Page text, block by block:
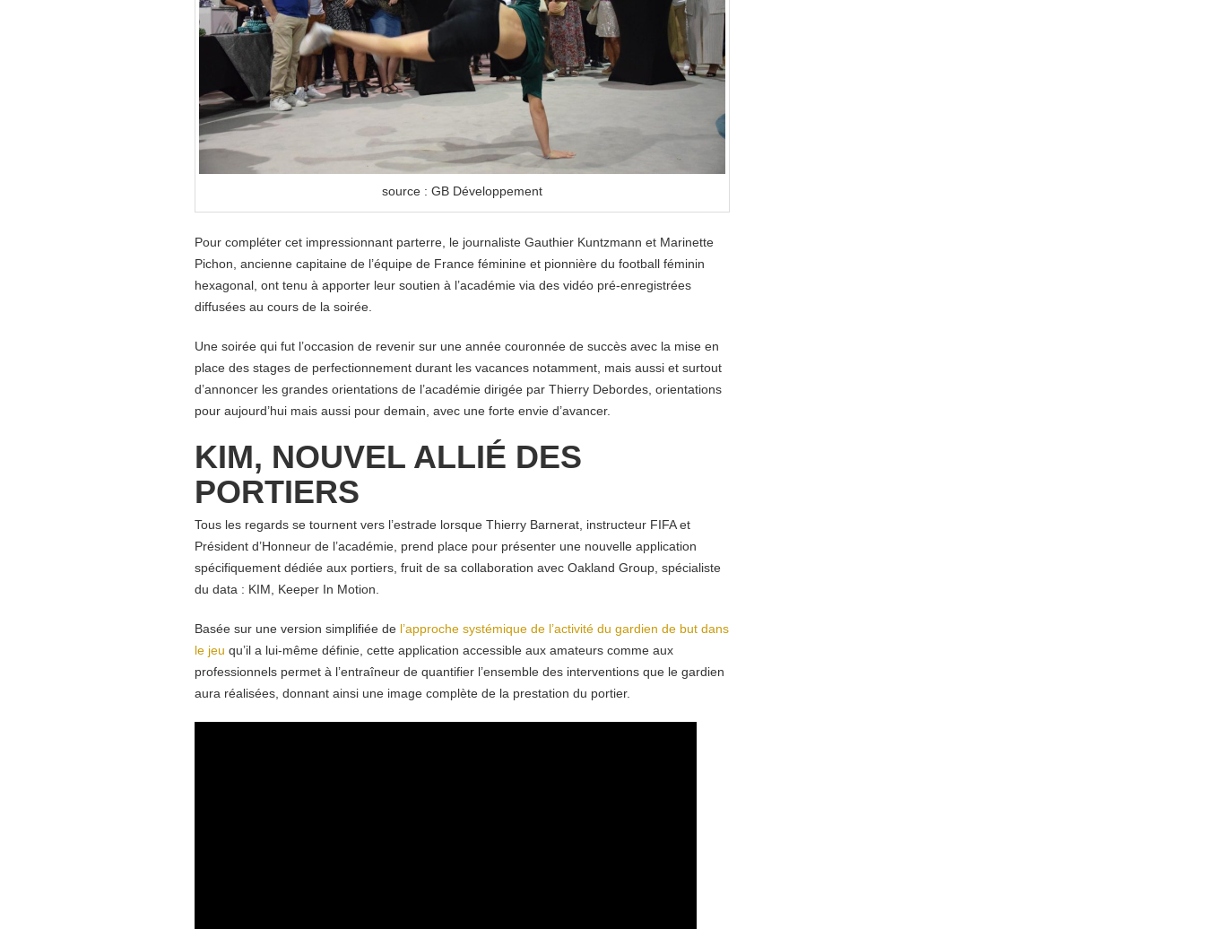
source : GB Développement
Pour compléter cet impressionnant parterre, le journaliste Gauthier Kuntzmann et Marinette
Pichon, ancienne capitaine de l’équipe de France féminine et pionnière du football féminin
hexagonal, ont tenu à apporter leur soutien à l’académie via des vidéo pré-enregistrées
diffusées au cours de la soirée.
Une soirée qui fut l’occasion de revenir sur une année couronnée de succès avec la mise en
place des stages de perfectionnement durant les vacances notamment, mais aussi et surtout
d’annoncer les grandes orientations de l’académie dirigée par Thierry Debordes, orientations
pour aujourd’hui mais aussi pour demain, avec une forte envie d’avancer.
KIM, NOUVEL ALLIÉ DES
PORTIERS
Tous les regards se tournent vers l’estrade lorsque Thierry Barnerat, instructeur FIFA et
Président d’Honneur de l’académie, prend place pour présenter une nouvelle application
spécifiquement dédiée aux portiers, fruit de sa collaboration avec Oakland Group, spécialiste
du data : KIM, Keeper In Motion.
Basée sur une version simplifiée de l’approche systémique de l’activité du gardien de but dans
le jeu qu’il a lui-même définie, cette application accessible aux amateurs comme aux
professionnels permet à l’entraîneur de quantifier l’ensemble des interventions que le gardien
aura réalisées, donnant ainsi une image complète de la prestation du portier.